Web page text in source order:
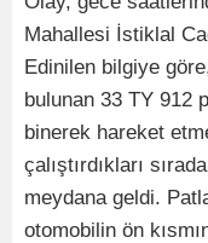
Mahallesi İstiklal
Edinilen bilgiye
bulunan 33 TY 912
binerek hareket
çalıştırdıkları
meydana geldi.
otomobilin ön